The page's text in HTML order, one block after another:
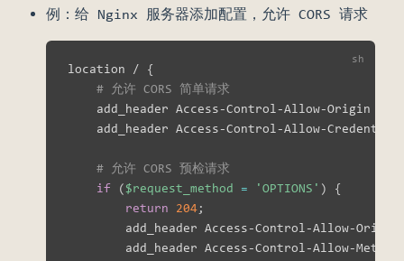
例：给 Nginx 服务器添加配置，允许 CORS 请求
location / {
# 允许 CORS 简单请求
    add_header Access-Control-Allow-Origin *
add_header Access-Control-Allow-
# 允许 CORS 预检请求
if
($request_method = 'OPTIONS' )
{
return
204;
add_header Access-Control-Allow-Origin
add_header Access-Control-Allow-